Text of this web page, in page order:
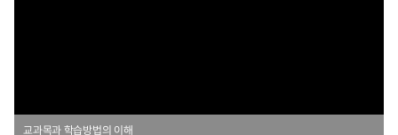
교과목과 학습방법의 이해